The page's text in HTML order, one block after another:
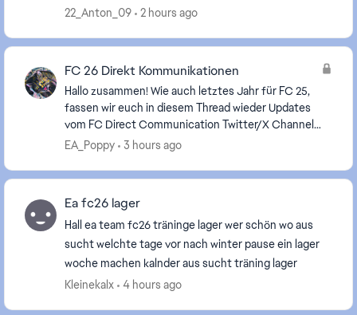
Jetzt probiere ich seit Tagen die Sperre zu überprüf...
22_Anton_09 2 hours ago
FC 26 Direkt Kommunikationen
Hallo zusammen! Wie auch letztes Jahr für FC 25,
fassen wir euch in diesem Thread wieder Updates
vom FC Direct Communication Twitter/X Channel
auf Deutsch zusammen, da wir wissen, dass nicht
EA_Poppy 3 hours ago
Ea fc26 lager
Hall ea team fc26 träninge lager wer schön wo aus
sucht welchte tage vor nach winter pause ein lager
woche machen kalnder aus sucht träning lager
Kleinekalx
4 hours ago